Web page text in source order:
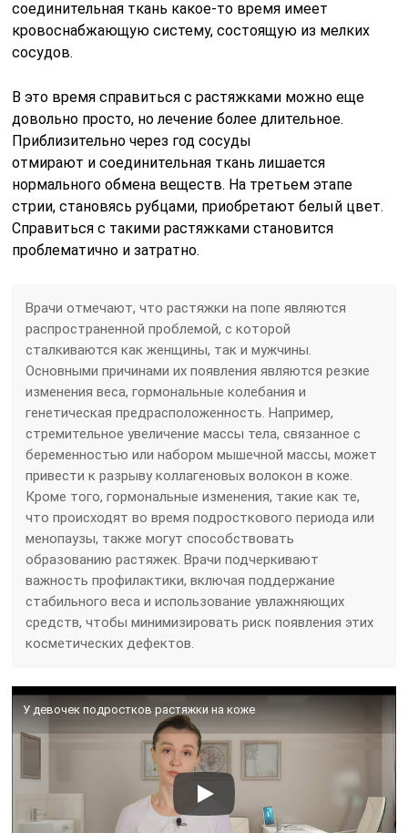
соединительная ткань какое-то время имеет
кровоснабжающую систему, состоящую из мелких
сосудов.
В это время справиться с растяжками можно еще
довольно просто, но лечение более длительное.
Приблизительно через год сосуды
отмирают и соединительная ткань лишается
нормального обмена веществ. На третьем этапе
стрии, становясь рубцами, приобретают белый цвет.
Справиться с такими растяжками становится
проблематично и затратно.
Врачи отмечают, что растяжки на попе являются
распространенной проблемой, с которой
сталкиваются как женщины, так и мужчины.
Основными причинами их появления являются резкие
изменения веса, гормональные колебания и
генетическая предрасположенность. Например,
стремительное увеличение массы тела, связанное с
беременностью или набором мышечной массы, может
привести к разрыву коллагеновых волокон в коже.
Кроме того, гормональные изменения, такие как те,
что происходят во время подросткового периода или
менопаузы, также могут способствовать
образованию растяжек. Врачи подчеркивают
важность профилактики, включая поддержание
стабильного веса и использование увлажняющих
средств, чтобы минимизировать риск появления этих
косметических дефектов.
У девочек подростков растяжки на коже